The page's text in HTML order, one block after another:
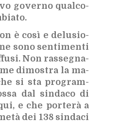
go­ver­no qual­co­
è così e de­lu­sio­
sono sen­ti­men­ti
Non ras­se­gna­
di­mo­stra la ma­
si sta pro­gram­
dal sin­da­co di
e che por­te­rà a
dei 138 sin­da­ci